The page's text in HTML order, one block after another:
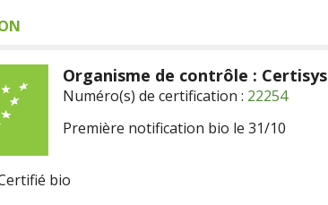
Organisme de contrôle : Certisys
Numéro(s) de certification : 22254
Première notification bio le 31/10
bio